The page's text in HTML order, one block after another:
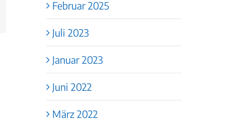
Februar 2025
Juli 2023
Januar 2023
Juni 2022
März 2022